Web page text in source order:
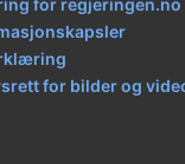
for regjeringen.no
for bilder og